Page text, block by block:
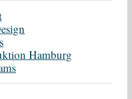
Hamburg